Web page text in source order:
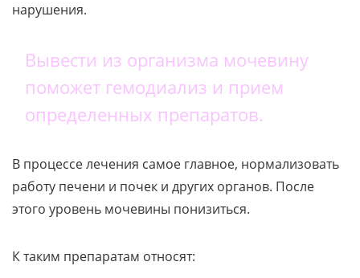
нарушения.
Вывести из организма мочевину
поможет гемодиализ и прием
определенных препаратов.
В процессе лечения самое главное, нормализовать
работу печени и почек и других органов. После
этого уровень мочевины понизиться.
К таким препаратам относят: